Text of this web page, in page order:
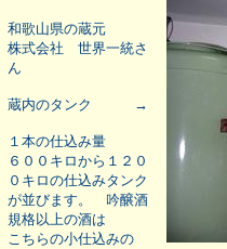
和歌山県の蔵元
株式会社 世界一統さ
ん
蔵内のタンク →
１本の仕込み量
６００キロから１２０
０キロの仕込みタンク
が並びます。 吟醸酒
規格以上の酒は
こちらの小仕込みの